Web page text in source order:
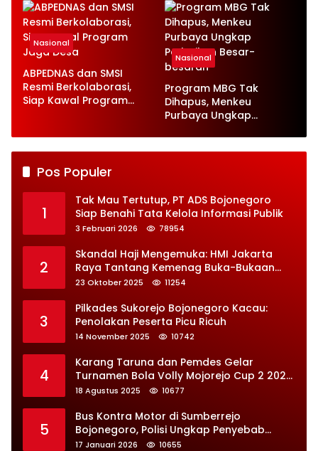
Kerja
Nasional
ABPEDNAS dan SMSI
Resmi Berkolaborasi,
Siap Kawal Program
Nasional
Program MBG Tak
Dihapus, Menkeu
Purbaya Ungkap
besaran
Pos Populer
1
Tak Mau Tertutup, PT ADS Bojonegoro
Siap Benahi Tata Kelola Informasi Publik
3 Februari 2026 78954
2
Skandal Haji Mengemuka: HMI Jakarta
Raya Tantang Kemenag Buka-Bukaan
Soal Kontrak Syarekah Bermasalah
23 Oktober 2025 11254
3
Pilkades Sukorejo Bojonegoro Kacau:
Penolakan Peserta Picu Ricuh
14 November 2025 10742
4
Karang Taruna dan Pemdes Gelar
Turnamen Bola Volly Mojorejo Cup 2 2025,
Diikuti 28 Tim
18 Agustus 2025 10677
5
Bus Kontra Motor di Sumberrejo
Bojonegoro, Polisi Ungkap Penyebab
Kecelakaan
17 Januari 2026 10655